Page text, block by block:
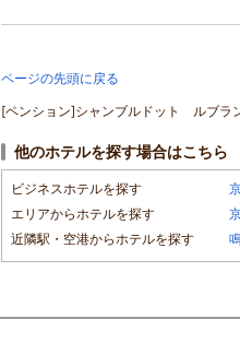
ページの先頭に戻る
[ペンション]シャンブルドット ルブ
他のホテルを探す場合はこちら
ビジネスホテルを探す
エリアからホテルを探す
近隣駅・空港からホテルを探す